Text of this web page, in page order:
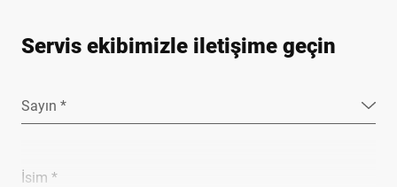
Servis ekibimizle iletişime geçin
Sayın *
İsim *